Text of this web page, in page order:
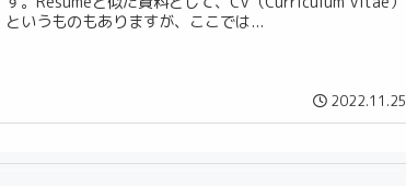
というものもありますが、ここでは...
2022.11.25